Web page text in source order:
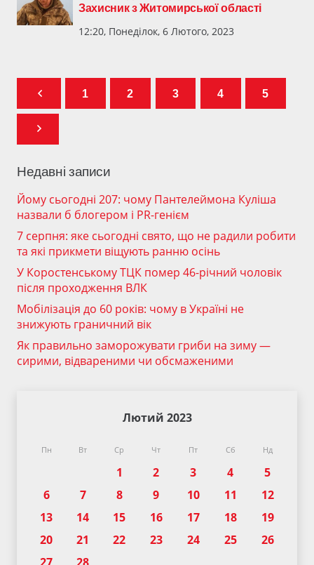
Захисник з Житомирської області
12:20, Понеділок, 6 Лютого, 2023
1 2 3 4 5
Недавні записи
Йому сьогодні 207: чому Пантелеймона Куліша
назвали б блогером і PR-генієм
7 серпня: яке сьогодні свято, що не радили робити
та які прикмети віщують ранню осінь
У Коростенському ТЦК помер 46-річний чоловік
після проходження ВЛК
Мобілізація до 60 років: чому в Україні не
знижують граничний вік
Як правильно заморожувати гриби на зиму —
сирими, відвареними чи обсмаженими
Лютий 2023
Пн Вт Ср Чт Пт Сб Нд
1 2 3 4
5
6
7 8 9 10 11
12
13
14 15 16 17 18
19
20
21 22 23 24 25
26